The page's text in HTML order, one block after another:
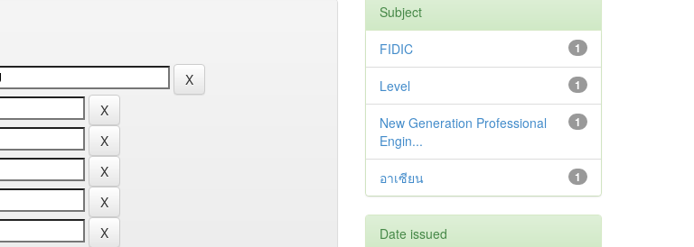
Subject
1
FIDIC
1
Level
1
New Generation Professional
Engin...
1
อาเซียน
Date issued